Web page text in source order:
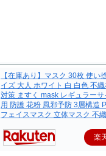
【在庫あり】マスク 30枚 使い
イズ 大人 ホワイト 白 白色 不
対策 ますく mask レギュラー
用 防護 花粉 風邪予防 3層構造
フェイスマスク 立体マスク 不
楽